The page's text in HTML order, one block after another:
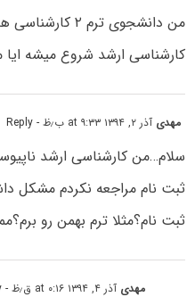
من دانشجوی ترم
کارشناسی ارشد شروع میشه ایا
مهدی آذر ۲, ۱۳۹۴ at ۹:۳۳ ب٫ظ - Reply
ثبت نام مراجعه نکردم مشکل
ثبت نام؟مثلا ترم بهمن رو
مهدی آذر ۴, ۱۳۹۴ at ۰:۱۶ ق٫ظ - Reply